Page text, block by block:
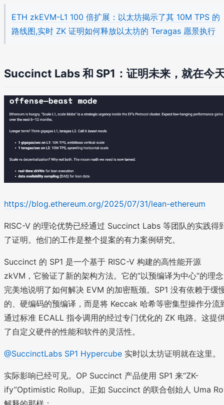
ETH zkEVM-L1 100 倍扩展：以太坊揭示了其 10M TPS 的
路线图,实时 ZK 证明如何释放以太坊的 Teragas 愿景执行
Succinct Labs 和 SP1：证明未来，就在今
https://blog.ethereum.org/2025/07/31/lean-ethereum
RISC-V 的理论优势已经通过 Succinct Labs 等团队的实践得
了证明。他们的工作是整个提案的有力案例研究。
Succinct 的 SP1 是一个基于 RISC-V 构建的高性能开源
zkVM，它验证了新的架构方法。它的“以预编译为中心”的理念
完美地说明了如何解决 EVM 的加密瓶颈。SP1 没有依赖于缓
的、硬编码的预编译，而是将 Keccak 哈希等密集型操作分流
通过标准 ECALL 指令调用的经过专门优化的 ZK 电路。这提
了自定义硬件的性能和软件的灵活性。
@SuccinctLabs SP1 Hypercube 实时以太坊证明就在这里。
实际影响已经可见。OP Succinct 产品使用 SP1 来“ZK-
ify”Optimistic Rollup。正如 Succinct 的联合创始人 Uma